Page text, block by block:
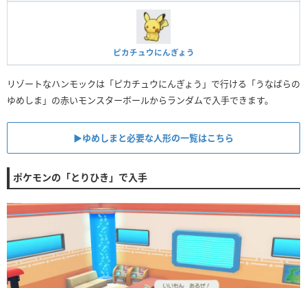
ピカチュウにんぎょう
リゾートなハンモックは「ピカチュウにんぎょう」で行ける「うなばらの
ゆめしま」の赤いモンスターボールからランダムで入手できます。
▶︎ゆめしまと必要な人形の一覧はこちら
ポケモンの「とりひき」で入手